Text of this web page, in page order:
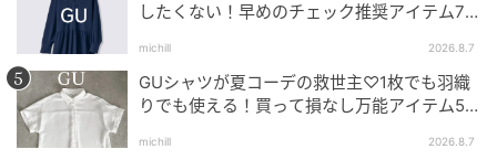
Item 【ARCOMISMO】イエローギンガムチ
ェックワンピース
ストラップや裏地のイエローに気分が上がること間違
したくない！早めのチェック推奨アイテム7
michill 2026.8.7
GUシャツが夏コーデの救世主♡1枚でも羽織
りでも使える！買って損なし万能アイテム5
michill 2026.8.7